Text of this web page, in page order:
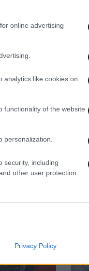
online advertising
analytics like cookies on
functionality of the website
personalization.
security, including
other user protection.
Privacy Policy
Λιανά –
Η